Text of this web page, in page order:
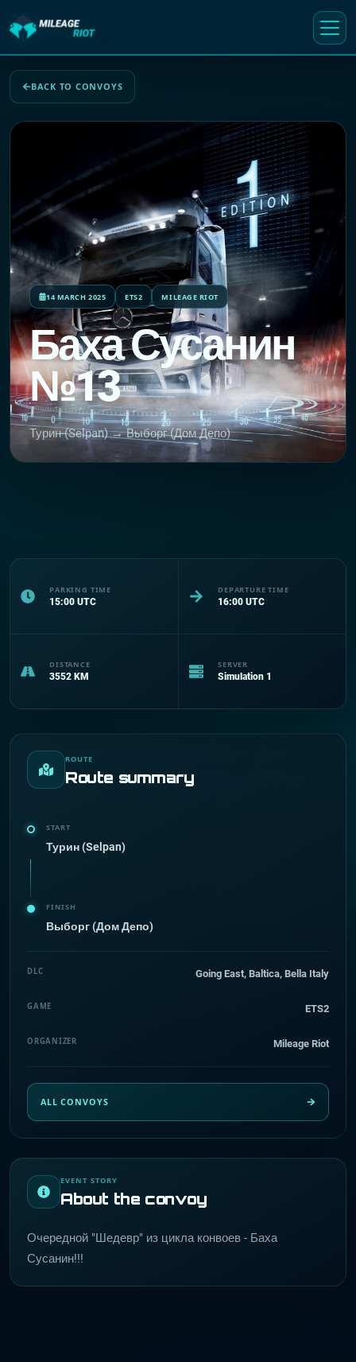
BACK TO CONVOYS
14 MARCH 2025 ETS2 MILEAGE RIOT
Баха Сусанин
№13
Турин (Selpan) → Выборг (Дом Депо)
PARKING TIME
15:00 UTC
DEPARTURE TIME
16:00 UTC
DISTANCE
3552 KM
SERVER
Simulation 1
EVENT STORY
About the convoy
Очередной "Шедевр" из цикла конвоев - Баха
Сусанин!!!
ROUTE
Route summary
START
Турин (Selpan)
FINISH
Выборг (Дом Депо)
DLC Going East, Baltica, Bella Italy
GAME ETS2
ORGANIZER Mileage Riot
ALL CONVOYS